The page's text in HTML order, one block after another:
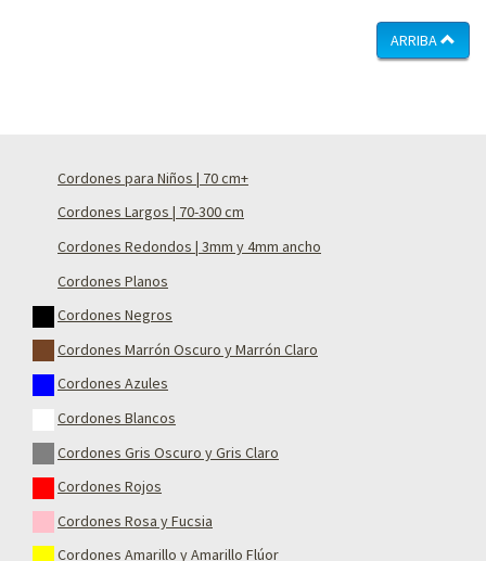
ARRIBA
Cordones para Niños | 70 cm+
Cordones Largos | 70-300 cm
Cordones Redondos | 3mm y 4mm ancho
Cordones Planos
Cordones Negros
Cordones Marrón Oscuro y Marrón Claro
Cordones Azules
Cordones Blancos
Cordones Gris Oscuro y Gris Claro
Cordones Rojos
Cordones Rosa y Fucsia
Cordones Amarillo y Amarillo Flúor